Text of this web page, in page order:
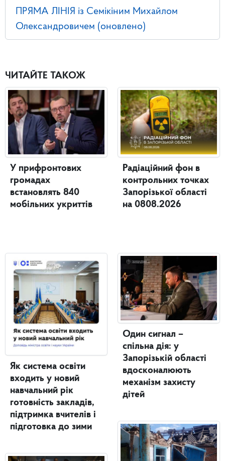
ПРЯМА ЛІНІЯ із Семікіним Михайлом
Олександровичем (оновлено)
ЧИТАЙТЕ ТАКОЖ
У прифронтових
громадах
встановлять 840
мобільних укриттів
Як система освіти
входить у новий
навчальний рік
готовність закладів,
підтримка вчителів і
підготовка до зими
Радіаційний фон в
контрольних точках
Запорізької області
на 0808.2026
Один сигнал –
спільна дія: у
Запорізькій області
вдосконалюють
механізм захисту
дітей